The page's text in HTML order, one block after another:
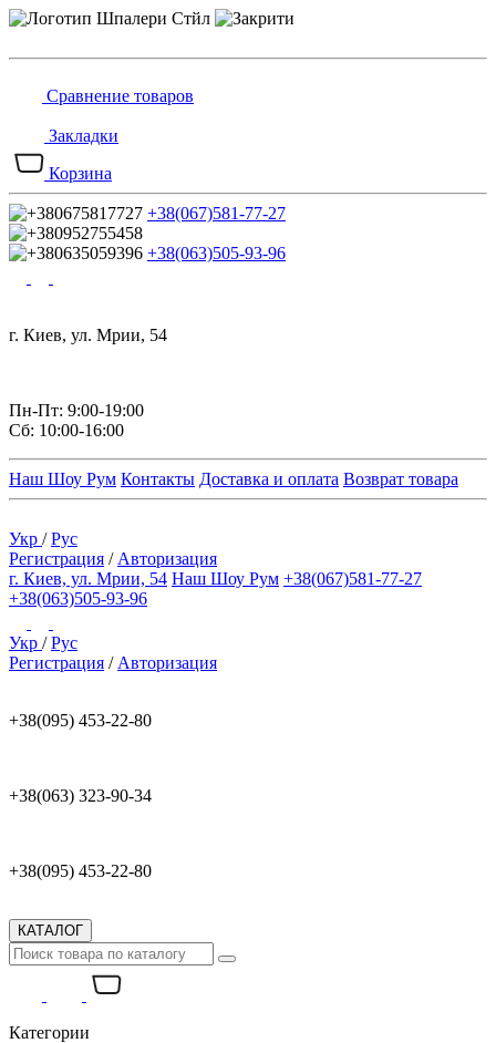
Сравнение товаров
Закладки
Корзина
+38(067)581-77-27
+38(063)505-93-96
г. Киев, ул. Мрии, 54
Пн-Пт: 9:00-19:00
Сб: 10:00-16:00
Наш Шоу Рум Контакты Доставка и оплата Возврат товара
Укр /Рус
Регистрация / Авторизация
г. Киев, ул. Мрии, 54 Наш Шоу Рум +38(067)581-77-27
+38(063)505-93-96
Укр /Рус
Регистрация / Авторизация
+38(095) 453-22-80
+38(063) 323-90-34
+38(095) 453-22-80
КАТАЛОГ
Категории